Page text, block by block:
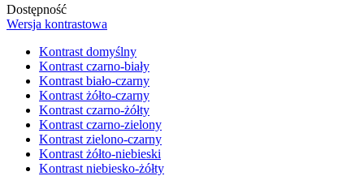
Dostępność
Wersja kontrastowa
Kontrast domyślny
Kontrast czarno-biały
Kontrast biało-czarny
Kontrast żółto-czarny
Kontrast czarno-żółty
Kontrast czarno-zielony
Kontrast zielono-czarny
Kontrast żółto-niebieski
Kontrast niebiesko-żółty